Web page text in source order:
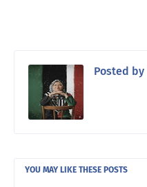
Posted by
YOU MAY LIKE THESE POSTS